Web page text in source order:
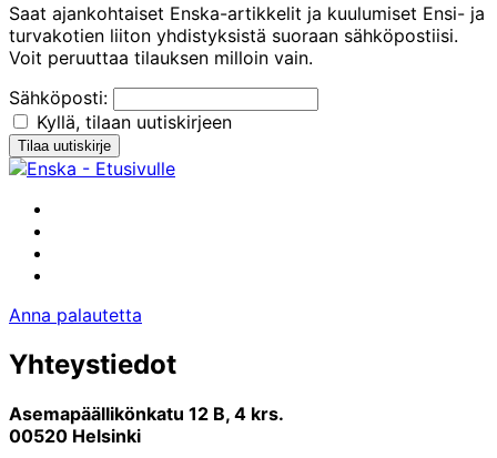
Saat ajankohtaiset Enska-artikkelit ja kuulumiset Ensi- ja
turvakotien liiton yhdistyksistä suoraan sähköpostiisi.
Voit peruuttaa tilauksen milloin vain.
Sähköposti:
Kyllä, tilaan uutiskirjeen
Anna palautetta
Yhteystiedot
Asemapäällikönkatu 12 B, 4 krs.
00520 Helsinki